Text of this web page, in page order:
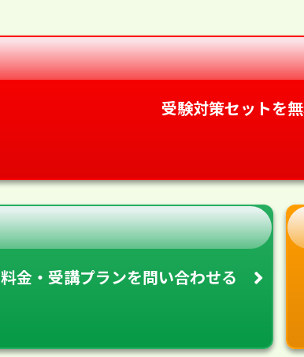
受験対策セットを
料金・受講プランを問い合わせる